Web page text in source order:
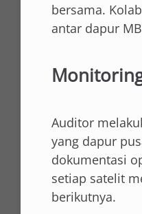
bersama.
antar dapur
Auditor
yang dapur
dokumentasi
setiap satelit
berikutnya.